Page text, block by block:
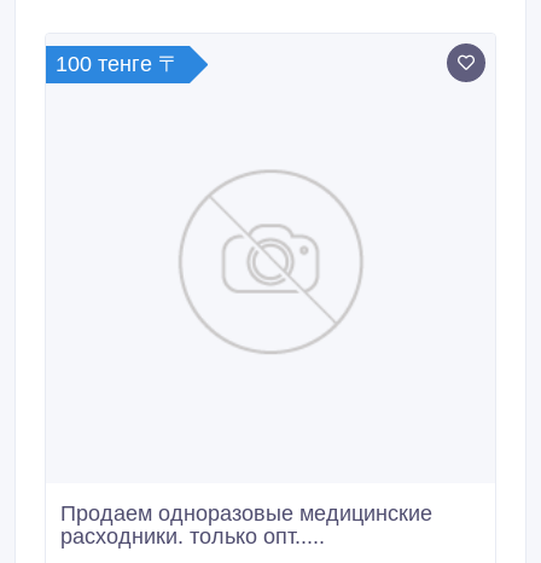
100 тенге 〒
Продаем одноразовые медицинские
расходники. только опт.....